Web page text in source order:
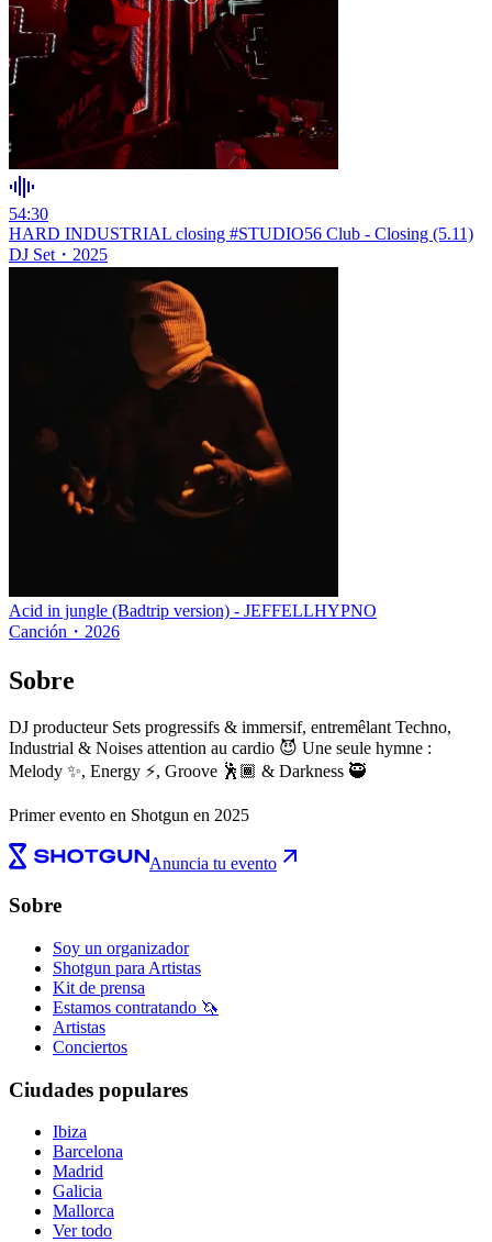
54:30
HARD INDUSTRIAL closing #STUDIO56 Club - Closing (5.11)
DJ Set ・ 2025
Acid in jungle (Badtrip version) - JEFFELLHYPNO
Canción ・ 2026
Sobre
DJ producteur Sets progressifs & immersif, entremêlant Techno,
Industrial & Noises attention au cardio 😈 Une seule hymne :
Melody ✨, Energy ⚡️, Groove 🕺🏾 & Darkness 🥷
Primer evento en Shotgun en 2025
Anuncia tu evento
Sobre
Soy un organizador
Shotgun para Artistas
Kit de prensa
Estamos contratando 🦄
Artistas
Conciertos
Ciudades populares
Ibiza
Barcelona
Madrid
Galicia
Mallorca
Ver todo